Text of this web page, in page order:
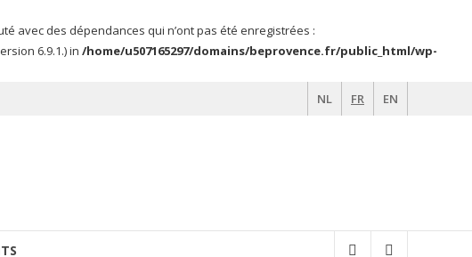
avec des dépendances qui n’ont pas été enregistrées :
6.9.1.) in /home/u507165297/domains/beprovence.fr/public_html/wp-
NL FR EN